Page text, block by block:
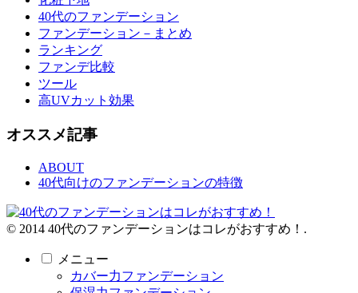
40代のファンデーション
ファンデーション－まとめ
ランキング
ファンデ比較
ツール
高UVカット効果
オススメ記事
ABOUT
40代向けのファンデーションの特徴
© 2014 40代のファンデーションはコレがおすすめ！.
メニュー
カバー力ファンデーション